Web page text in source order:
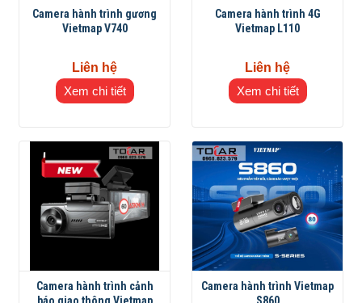
Camera hành trình gương
Vietmap V740
Liên hệ
Xem chi tiết
Camera hành trình 4G
Vietmap L110
Liên hệ
Xem chi tiết
Camera hành trình cảnh
báo giao thông Vietmap
Camera hành trình Vietmap
S860